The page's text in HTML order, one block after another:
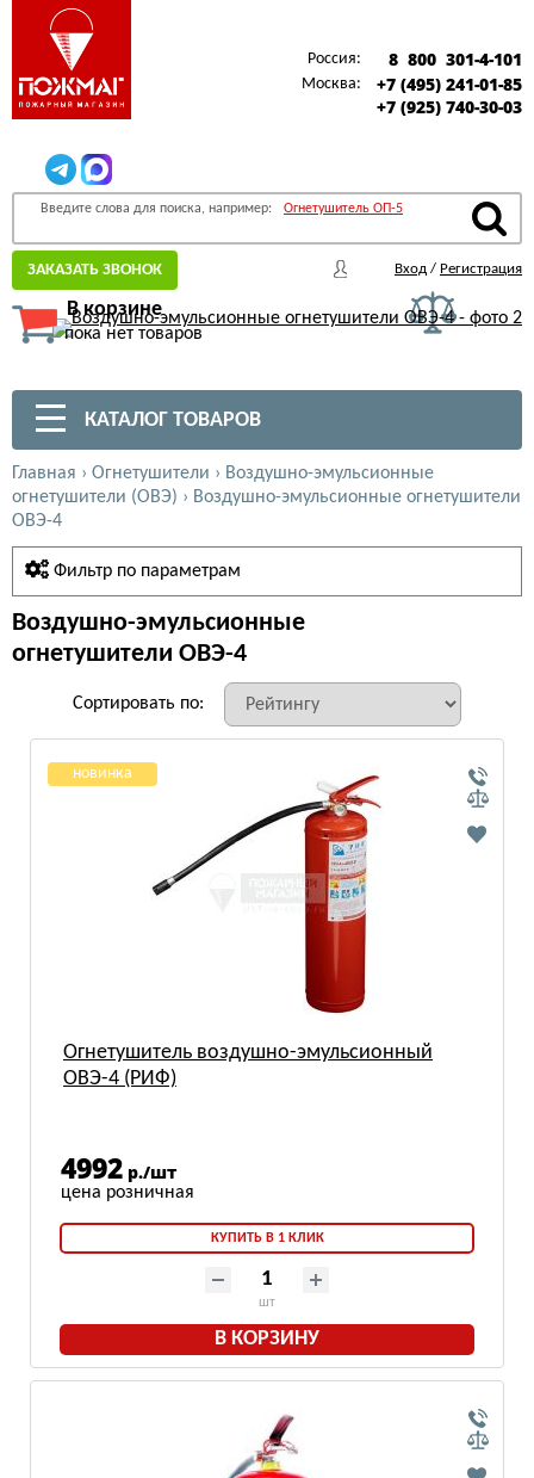
Россия: 8 800 301-4-101
Москва:
+7 (495) 241-01-85
+7 (925) 740-30-03
Введите слова для поиска, например: Огнетушитель ОП-5
ЗАКАЗАТЬ ЗВОНОК Вход / Регистрация
В корзине
пока нет товаров
КАТАЛОГ ТОВАРОВ
Главная › Огнетушители › Воздушно-эмульсионные
огнетушители (ОВЭ) › Воздушно-эмульсионные огнетушители
ОВЭ-4
Фильтр по параметрам
Воздушно-эмульсионные
огнетушители ОВЭ-4
Сортировать по:
новинка
Огнетушитель воздушно-эмульсионный
ОВЭ-4 (РИФ)
4992 р./шт
КУПИТЬ В 1 КЛИК
шт
В КОРЗИНУ